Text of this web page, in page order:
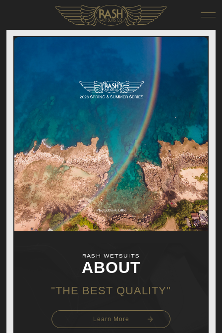
RIDER
DEALER
COMPANY
CONTACT
RASH WETSUITS
ABOUT
"THE BEST QUALITY"
Learn More